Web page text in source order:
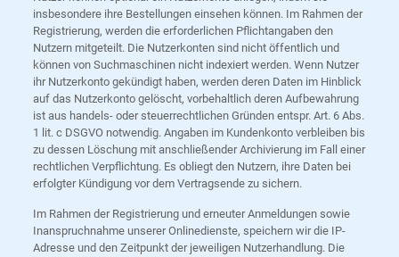
insbesondere ihre Bestellungen einsehen können. Im Rahmen der
Registrierung, werden die erforderlichen Pflichtangaben den
Nutzern mitgeteilt. Die Nutzerkonten sind nicht öffentlich und
können von Suchmaschinen nicht indexiert werden. Wenn Nutzer
ihr Nutzerkonto gekündigt haben, werden deren Daten im Hinblick
auf das Nutzerkonto gelöscht, vorbehaltlich deren Aufbewahrung
ist aus handels- oder steuerrechtlichen Gründen entspr. Art. 6 Abs.
1 lit. c DSGVO notwendig. Angaben im Kundenkonto verbleiben bis
zu dessen Löschung mit anschließender Archivierung im Fall einer
rechtlichen Verpflichtung. Es obliegt den Nutzern, ihre Daten bei
erfolgter Kündigung vor dem Vertragsende zu sichern.
Im Rahmen der Registrierung und erneuter Anmeldungen sowie
Inanspruchnahme unserer Onlinedienste, speichern wir die IP-
Adresse und den Zeitpunkt der jeweiligen Nutzerhandlung. Die